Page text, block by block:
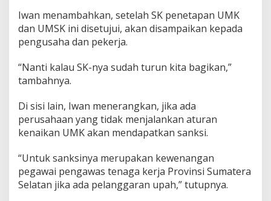
Iwan menambahkan, setelah SK penetapan UMK
dan UMSK ini disetujui, akan disampaikan kepada
pengusaha dan pekerja.
“Nanti kalau SK-nya sudah turun kita bagikan,”
tambahnya.
Di sisi lain, Iwan menerangkan, jika ada
perusahaan yang tidak menjalankan aturan
kenaikan UMK akan mendapatkan sanksi.
“Untuk sanksinya merupakan kewenangan
pegawai pengawas tenaga kerja Provinsi Sumatera
Selatan jika ada pelanggaran upah,” tutupnya.